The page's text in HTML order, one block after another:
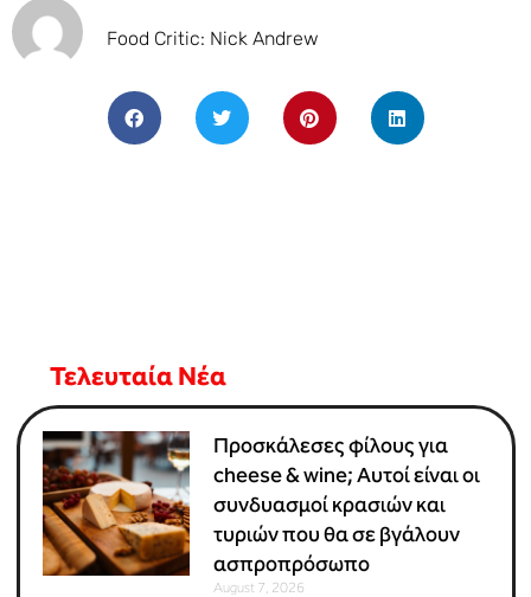
Food Critic: Nick Andrew
Τελευταία Νέα
Προσκάλεσες φίλους για
cheese & wine; Αυτοί είναι οι
συνδυασμοί κρασιών και
τυριών που θα σε βγάλουν
ασπροπρόσωπο
August 7, 2026